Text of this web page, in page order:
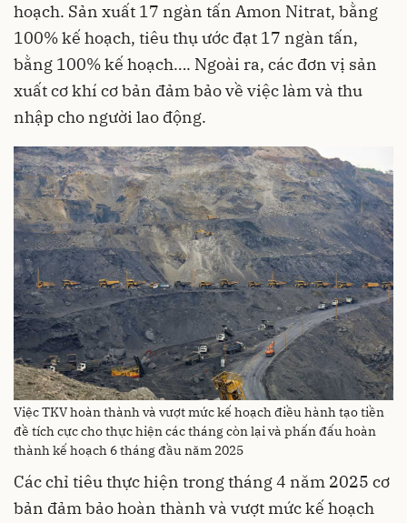
hoạch. Sản xuất 17 ngàn tấn Amon Nitrat, bằng
100% kế hoạch, tiêu thụ ước đạt 17 ngàn tấn,
bằng 100% kế hoạch…. Ngoài ra, các đơn vị sản
xuất cơ khí cơ bản đảm bảo về việc làm và thu
nhập cho người lao động.
Việc TKV hoàn thành và vượt mức kế hoạch điều hành tạo tiền
đề tích cực cho thực hiện các tháng còn lại và phấn đấu hoàn
thành kế hoạch 6 tháng đầu năm 2025
Các chỉ tiêu thực hiện trong tháng 4 năm 2025 cơ
bản đảm bảo hoàn thành và vượt mức kế hoạch